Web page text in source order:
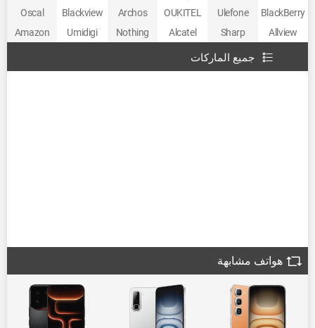
BlackBerry
Ulefone
OUKITEL
Archos
Blackview
Oscal
Allview
Sharp
Alcatel
Nothing
Umidigi
Amazon
جميع الماركات
هواتف مشابهة